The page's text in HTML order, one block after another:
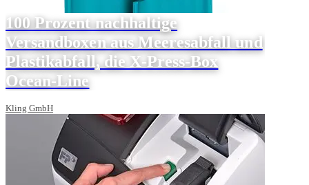
100 Prozent nachhaltige
Versandboxen aus Meeresabfall und
Plastikabfall, die X-Press-Box
Ocean-Line
Kling GmbH